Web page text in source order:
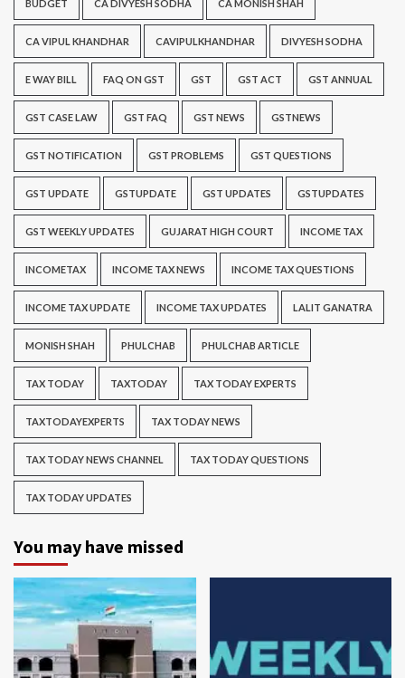
BUDGET CA DIVYESH SODHA CA MONISH SHAH
CA VIPUL KHANDHAR CAVIPULKHANDHAR DIVYESH SODHA
E WAY BILL FAQ ON GST GST GST ACT GST ANNUAL
GST CASE LAW GST FAQ GST NEWS GSTNEWS
GST NOTIFICATION GST PROBLEMS GST QUESTIONS
GST UPDATE GSTUPDATE GST UPDATES GSTUPDATES
GST WEEKLY UPDATES GUJARAT HIGH COURT INCOME TAX
INCOMETAX INCOME TAX NEWS INCOME TAX QUESTIONS
INCOME TAX UPDATE INCOME TAX UPDATES LALIT GANATRA
MONISH SHAH PHULCHAB PHULCHAB ARTICLE
TAX TODAY TAXTODAY TAX TODAY EXPERTS
TAXTODAYEXPERTS TAX TODAY NEWS
TAX TODAY NEWS CHANNEL TAX TODAY QUESTIONS
TAX TODAY UPDATES
You may have missed